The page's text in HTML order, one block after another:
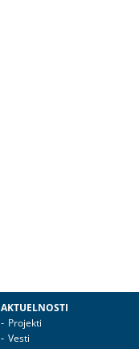
AKTUELNOSTI
Projekti
Vesti